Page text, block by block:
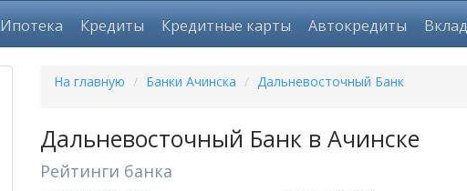
Ипотека Кредиты Кредитные карты Автокредиты
На главную / Банки Ачинска / Дальневосточный Банк
Дальневосточный Банк в Ачинске
Рейтинги банка